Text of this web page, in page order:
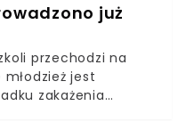
już
przechodzi na
jest
zakażenia